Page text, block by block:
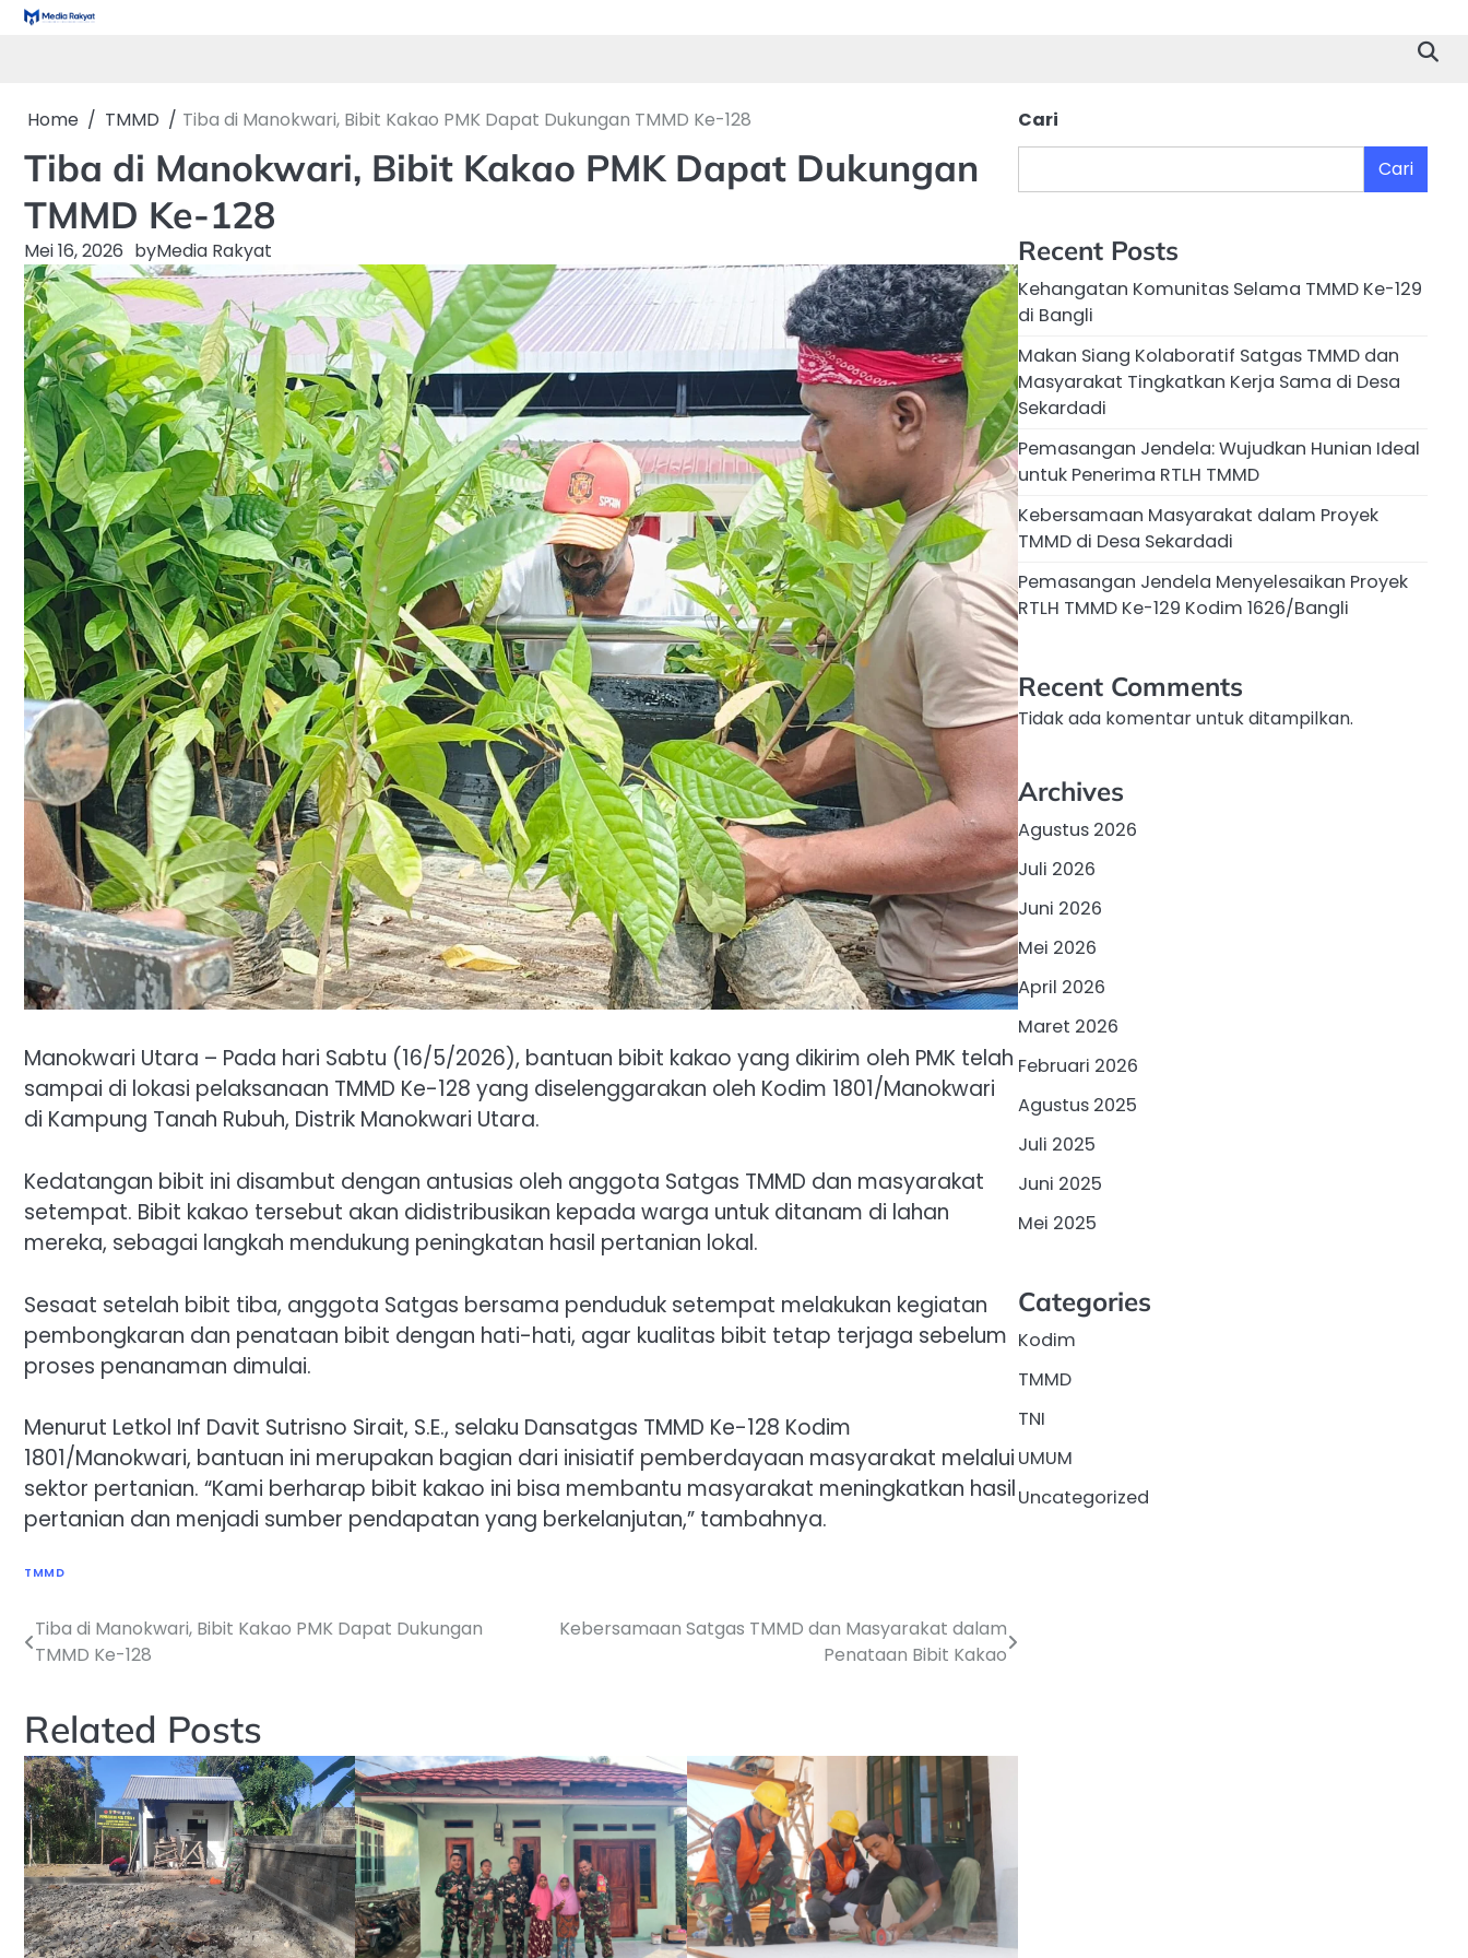
Skip
Home TMMD Tiba di Manokwari, Bibit Kakao PMK Dapat Dukungan TMMD Ke-128
Tiba di Manokwari, Bibit Kakao PMK Dapat Dukungan
TMMD Ke-128
Mei 16, 2026 byMedia Rakyat
Manokwari Utara – Pada hari Sabtu (16/5/2026), bantuan bibit kakao yang dikirim oleh PMK telah
sampai di lokasi pelaksanaan TMMD Ke-128 yang diselenggarakan oleh Kodim 1801/Manokwari
di Kampung Tanah Rubuh, Distrik Manokwari Utara.
Kedatangan bibit ini disambut dengan antusias oleh anggota Satgas TMMD dan masyarakat
setempat. Bibit kakao tersebut akan didistribusikan kepada warga untuk ditanam di lahan
mereka, sebagai langkah mendukung peningkatan hasil pertanian lokal.
Sesaat setelah bibit tiba, anggota Satgas bersama penduduk setempat melakukan kegiatan
pembongkaran dan penataan bibit dengan hati-hati, agar kualitas bibit tetap terjaga sebelum
proses penanaman dimulai.
Menurut Letkol Inf Davit Sutrisno Sirait, S.E., selaku Dansatgas TMMD Ke-128 Kodim
1801/Manokwari, bantuan ini merupakan bagian dari inisiatif pemberdayaan masyarakat melalui
sektor pertanian. “Kami berharap bibit kakao ini bisa membantu masyarakat meningkatkan hasil
pertanian dan menjadi sumber pendapatan yang berkelanjutan,” tambahnya.
TMMD
Navigasi
Tiba di Manokwari, Bibit Kakao PMK Dapat Dukungan
TMMD Ke-128
Kebersamaan Satgas TMMD dan Masyarakat dalam
Penataan Bibit Kakao
Related Posts
Cari
Cari
Recent Posts
Kehangatan Komunitas Selama TMMD Ke-129
di Bangli
Makan Siang Kolaboratif Satgas TMMD dan
Masyarakat Tingkatkan Kerja Sama di Desa
Sekardadi
Pemasangan Jendela: Wujudkan Hunian Ideal
untuk Penerima RTLH TMMD
Kebersamaan Masyarakat dalam Proyek
TMMD di Desa Sekardadi
Pemasangan Jendela Menyelesaikan Proyek
RTLH TMMD Ke-129 Kodim 1626/Bangli
Recent Comments
Tidak ada komentar untuk ditampilkan.
Archives
Agustus 2026
Juli 2026
Juni 2026
Mei 2026
April 2026
Maret 2026
Februari 2026
Agustus 2025
Juli 2025
Juni 2025
Mei 2025
Categories
Kodim
TMMD
TNI
UMUM
Uncategorized